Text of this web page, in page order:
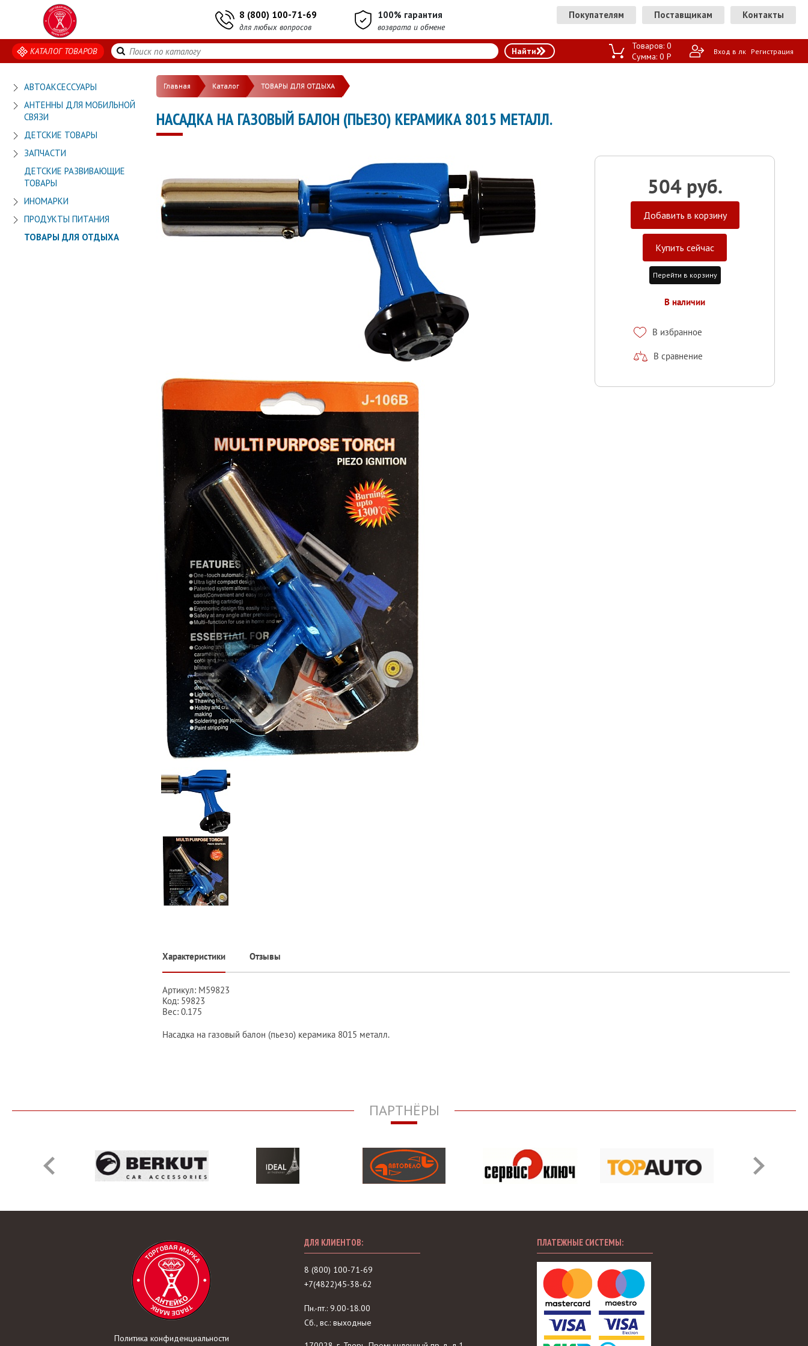
8 (800) 100-71-69
для любых вопросов
100% гарантия
возврата и обмене
Покупателям Поставщикам Контакты
КАТАЛОГ ТОВАРОВ Товаров: 0
Сумма: 0 P Вход в лк Регистрация
АВТОАКСЕССУАРЫ
АНТЕННЫ ДЛЯ МОБИЛЬНОЙ
СВЯЗИ
ДЕТСКИЕ ТОВАРЫ
ЗАПЧАСТИ
ДЕТСКИЕ РАЗВИВАЮЩИЕ
ТОВАРЫ
ИНОМАРКИ
ПРОДУКТЫ ПИТАНИЯ
ТОВАРЫ ДЛЯ ОТДЫХА
Главная Каталог ТОВАРЫ ДЛЯ ОТДЫХА
НАСАДКА НА ГАЗОВЫЙ БАЛОН (ПЬЕЗО) КЕРАМИКА 8015 МЕТАЛЛ.
504 руб.
Добавить в корзину
Купить сейчас
Перейти в корзину
В наличии
В избранное
В сравнение
Характеристики Отзывы
Артикул: М59823
Код: 59823
Вес: 0.175
Насадка на газовый балон (пьезо) керамика 8015 металл.
ПАРТНЁРЫ
Политика конфиденциальности
ДЛЯ КЛИЕНТОВ:
8 (800) 100-71-69
+7(4822)45-38-62
Пн.-пт.: 9.00-18.00
Сб., вс.: выходные
ПЛАТЕЖНЫЕ СИСТЕМЫ: